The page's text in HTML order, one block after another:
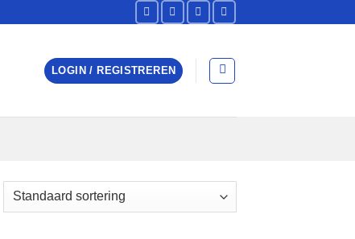
LOGIN / REGISTREREN